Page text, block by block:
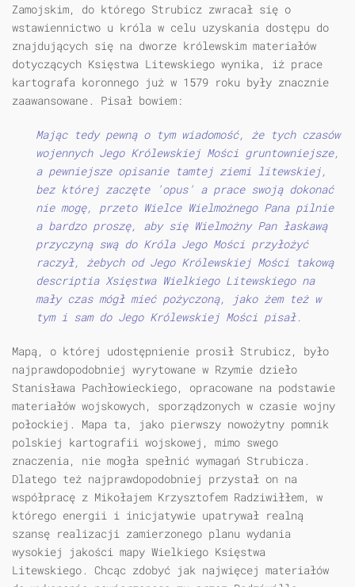
Zamojskim, do którego Strubicz zwracał się o
wstawiennictwo u króla w celu uzyskania dostępu do
znajdujących się na dworze królewskim materiałów
dotyczących Księstwa Litewskiego wynika, iż prace
kartografa koronnego już w 1579 roku były znacznie
zaawansowane. Pisał bowiem:
Mając tedy pewną o tym wiadomość, że tych czasów
wojennych Jego Królewskiej Mości gruntowniejsze,
a pewniejsze opisanie tamtej ziemi litewskiej,
bez której zaczęte 'opus' a prace swoją dokonać
nie mogę, przeto Wielce Wielmożnego Pana pilnie
a bardzo proszę, aby się Wielmożny Pan łaskawą
przyczyną swą do Króla Jego Mości przyłożyć
raczył, żebych od Jego Królewskiej Mości takową
descriptia Xsięstwa Wielkiego Litewskiego na
mały czas mógł mieć pożyczoną, jako żem też w
tym i sam do Jego Królewskiej Mości pisał.
Mapą, o której udostępnienie prosił Strubicz, było
najprawdopodobniej wyrytowane w Rzymie dzieło
Stanisława Pachłowieckiego, opracowane na podstawie
materiałów wojskowych, sporządzonych w czasie wojny
połockiej. Mapa ta, jako pierwszy nowożytny pomnik
polskiej kartografii wojskowej, mimo swego
znaczenia, nie mogła spełnić wymagań Strubicza.
Dlatego też najprawdopodobniej przystał on na
współpracę z Mikołajem Krzysztofem Radziwiłłem, w
którego energii i inicjatywie upatrywał realną
szansę realizacji zamierzonego planu wydania
wysokiej jakości mapy Wielkiego Księstwa
Litewskiego. Chcąc zdobyć jak najwięcej materiałów